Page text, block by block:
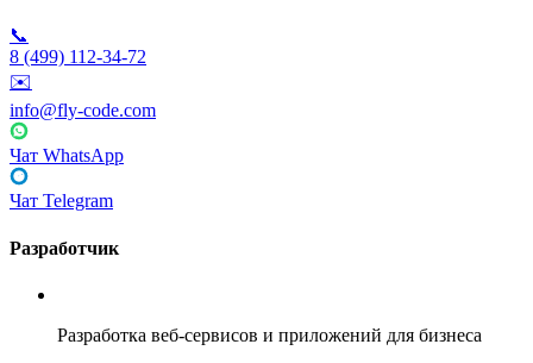
📞
8 (499) 112-34-72
✉️
info@fly-code.com
Чат WhatsApp
Чат Telegram
Разработчик
Разработка веб-сервисов и приложений для бизнеса